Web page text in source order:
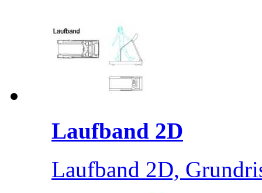
Laufband 2D
Laufband 2D,